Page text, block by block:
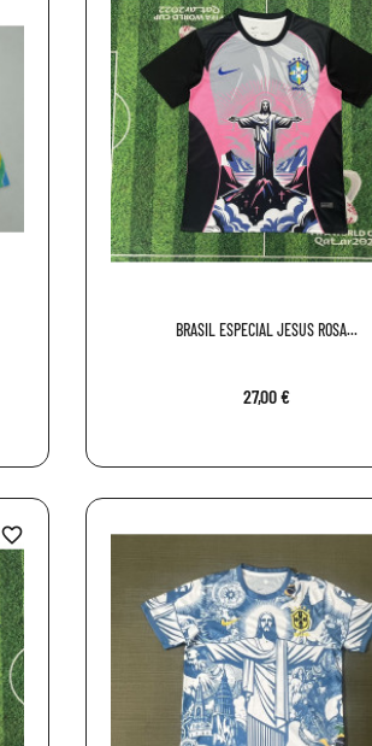
BRASIL ESPECIAL JESUS ROSA...
27,00 €
favorite_border